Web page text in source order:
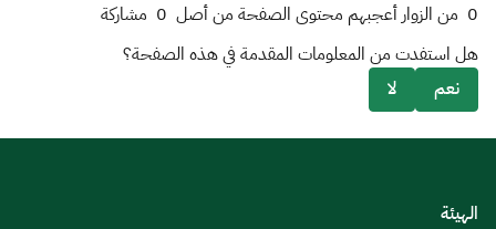
0 من الزوار أعجبهم محتوى الصفحة من أصل 0 مشاركة
هل استفدت من المعلومات المقدمة في هذه الصفحة؟
نعم
لا
الهيئة